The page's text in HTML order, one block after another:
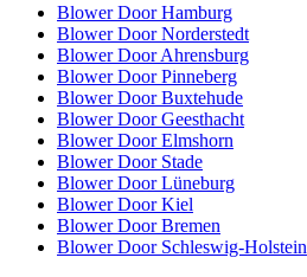
Blower Door Hamburg
Blower Door Norderstedt
Blower Door Ahrensburg
Blower Door Pinneberg
Blower Door Buxtehude
Blower Door Geesthacht
Blower Door Elmshorn
Blower Door Stade
Blower Door Lüneburg
Blower Door Kiel
Blower Door Bremen
Blower Door Schleswig-Holstein